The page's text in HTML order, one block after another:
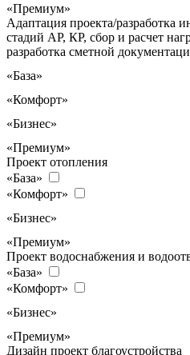
«Премиум»
Адаптация проекта/разработка
стадий АР, КР, сбор и расчет
разработка сметной
«База»
«Комфорт»
«Бизнес»
«Премиум»
Проект отопления
«База»
«Комфорт»
«Бизнес»
«Премиум»
Проект водоснабжения и
«База»
«Комфорт»
«Бизнес»
«Премиум»
Дизайн проект благоустройства